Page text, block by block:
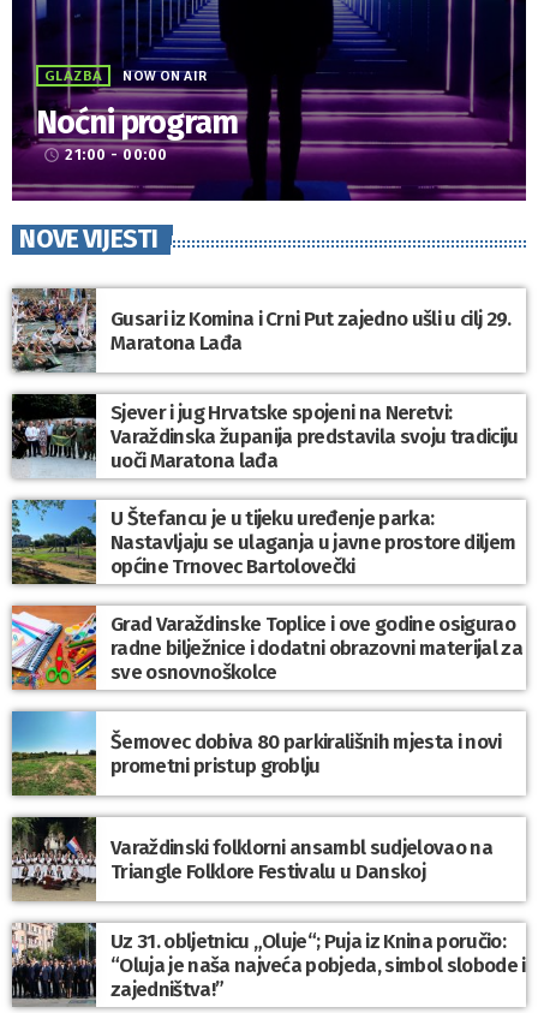
GLAZBA NOW ON AIR
Noćni program
access_time 21:00 - 00:00
NOVE VIJESTI
Gusari iz Komina i Crni Put zajedno ušli u cilj 29.
Maratona Lađa
Sjever i jug Hrvatske spojeni na Neretvi:
Varaždinska županija predstavila svoju tradiciju
uoči Maratona lađa
U Štefancu je u tijeku uređenje parka:
Nastavljaju se ulaganja u javne prostore diljem
općine Trnovec Bartolovečki
Grad Varaždinske Toplice i ove godine osigurao
radne bilježnice i dodatni obrazovni materijal za
sve osnovnoškolce
Šemovec dobiva 80 parkirališnih mjesta i novi
prometni pristup groblju
Varaždinski folklorni ansambl sudjelovao na
Triangle Folklore Festivalu u Danskoj
Uz 31. obljetnicu „Oluje“; Puja iz Knina poručio:
“Oluja je naša najveća pobjeda, simbol slobode i
zajedništva!”